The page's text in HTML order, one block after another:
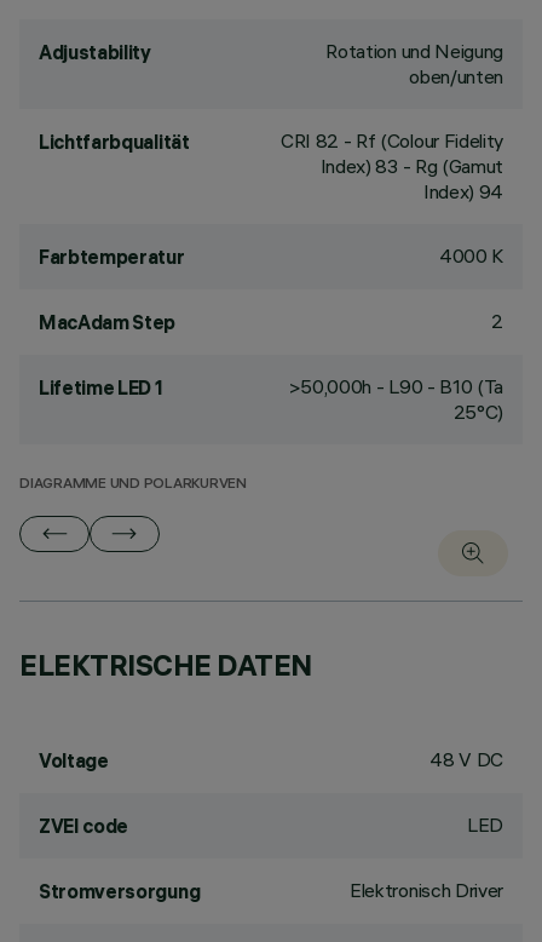
Adjustability
Rotation und Neigung
oben/unten
Lichtfarbqualität CRI 82 - Rf (Colour Fidelity
Index) 83 - Rg (Gamut
Index) 94
Farbtemperatur 4000 K
MacAdam Step 2
Lifetime LED 1
>50,000h - L90 - B10 (Ta
25°C)
DIAGRAMME UND POLARKURVEN
ELEKTRISCHE DATEN
Voltage 48 V DC
ZVEI code LED
Stromversorgung Elektronisch Driver